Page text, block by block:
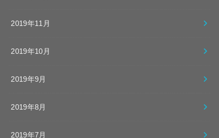
2019年11月
2019年10月
2019年9月
2019年8月
2019年7月